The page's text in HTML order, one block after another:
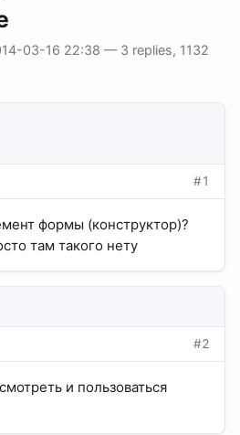
03-16 22:38 — 3 replies, 1132
#1
формы (конструктор)?
там такого нету
#2
и пользоваться